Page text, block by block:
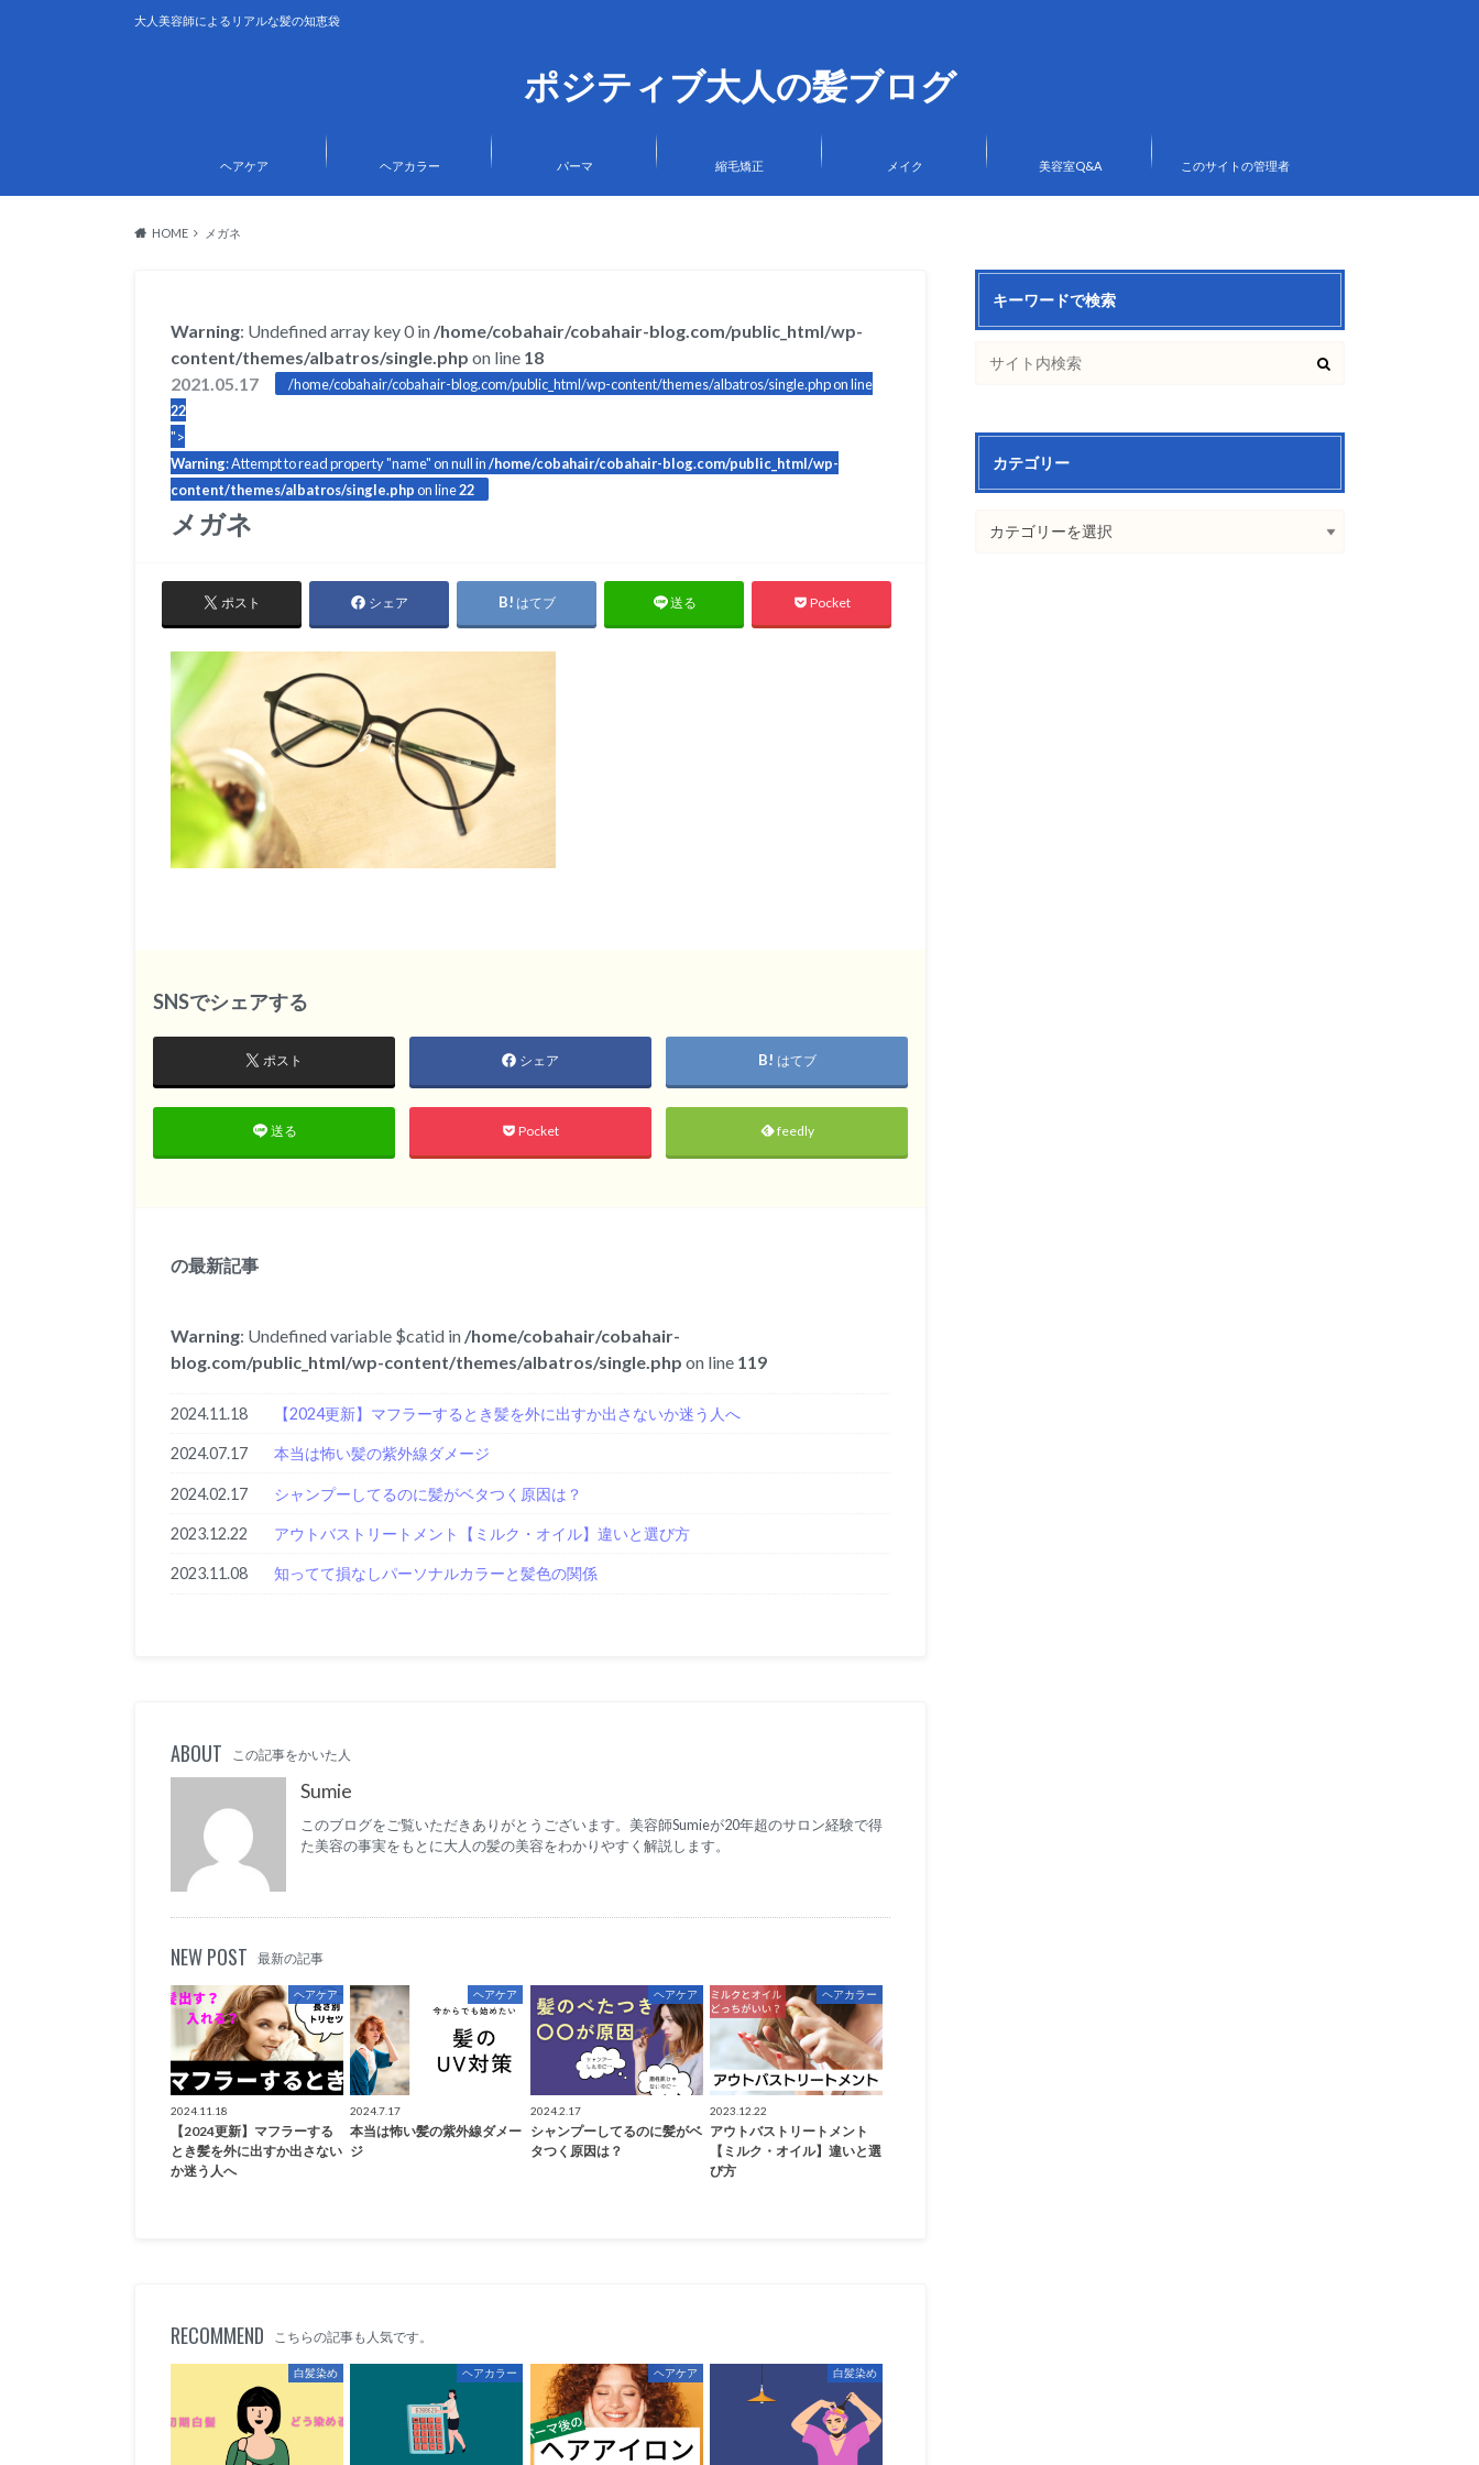
ポジティブ大人の髪ブログ
大人美容師によるリアルな髪の知恵袋
ヘアケア ヘアカラー パーマ 縮毛矯正 メイク 美容室Q&A このサイトの管理者
HOME メガネ
Warning: Undefined array key 0 in /home/cobahair/cobahair-blog.com/public_html/wp-
content/themes/albatros/single.php on line 18
2021.05.17
/home/cobahair/cobahair-blog.com/public_html/wp-content/themes/albatros/single.php on line
22
">
Warning: Attempt to read property "name" on null in/home/cobahair/cobahair-blog.com/public_html/wp-
content/themes/albatros/single.phpon line22
メガネ
ポスト シェア はてブ 送る Pocket
SNSでシェアする
ポスト シェア はてブ
送る Pocket feedly
の最新記事
Warning: Undefined variable $catid in /home/cobahair/cobahair-
blog.com/public_html/wp-content/themes/albatros/single.php on line 119
2024.11.18 【2024更新】マフラーするとき髪を外に出すか出さないか迷う人へ
2024.07.17 本当は怖い髪の紫外線ダメージ
2024.02.17 シャンプーしてるのに髪がベタつく原因は？
2023.12.22 アウトバストリートメント【ミルク・オイル】違いと選び方
2023.11.08 知ってて損なしパーソナルカラーと髪色の関係
ABOUT この記事をかいた人
Sumie
このブログをご覧いただきありがとうございます。美容師Sumieが20年超のサロン経験で得
た美容の事実をもとに大人の髪の美容をわかりやすく解説します。
NEW POST 最新の記事
ヘアケア
2024.11.18
【2024更新】マフラーする
とき髪を外に出すか出さない
か迷う人へ
ヘアケア
2024.7.17
本当は怖い髪の紫外線ダメー
ジ
ヘアケア
2024.2.17
シャンプーしてるのに髪がベ
タつく原因は？
ヘアカラー
2023.12.22
アウトバストリートメント
【ミルク・オイル】違いと選
び方
RECOMMEND こちらの記事も人気です。
白髪染め ヘアカラー ヘアケア 白髪染め
キーワードで検索
カテゴリー